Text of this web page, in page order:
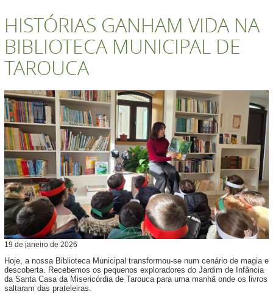
HISTÓRIAS GANHAM VIDA NA
BIBLIOTECA MUNICIPAL DE
TAROUCA
19 de janeiro de 2026
Hoje, a nossa Biblioteca Municipal transformou-se num cenário de magia e
descoberta. Recebemos os pequenos exploradores do Jardim de Infância
da Santa Casa da Misericórdia de Tarouca para uma manhã onde os livros
saltaram das prateleiras.